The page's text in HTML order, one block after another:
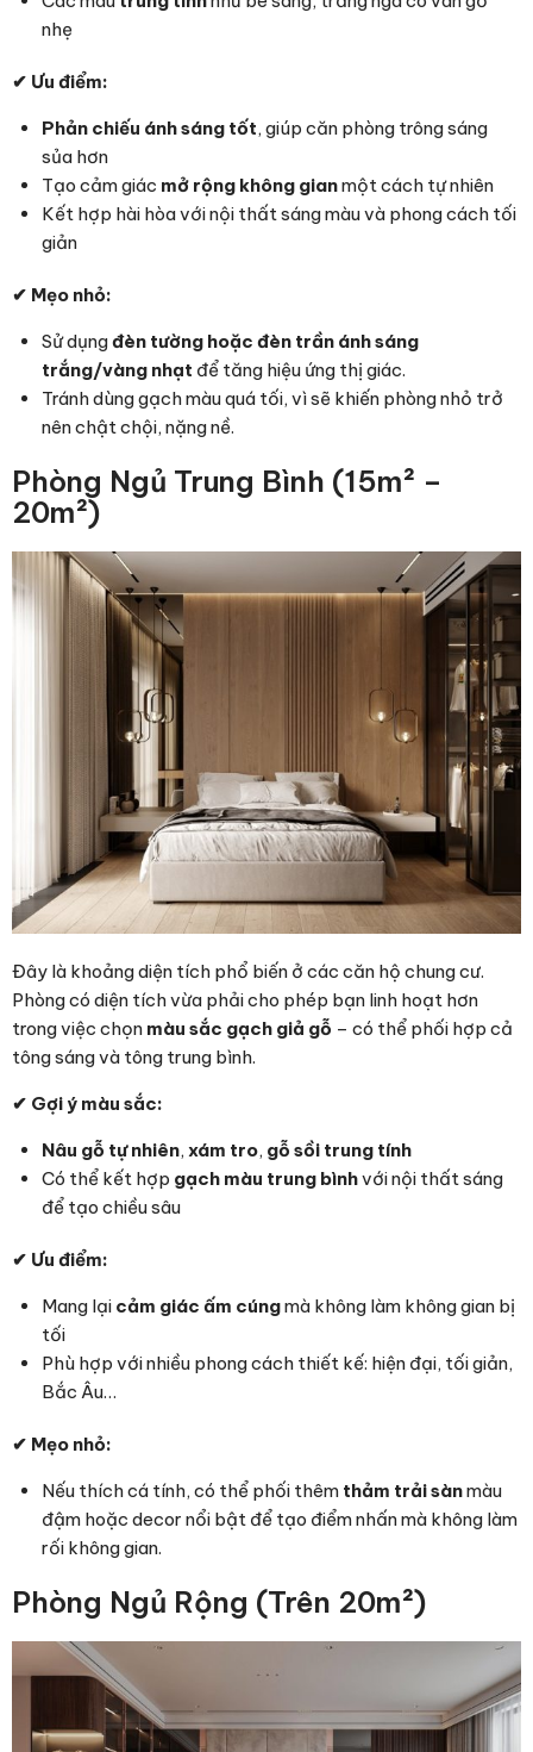
nhẹ
✔ Ưu điểm:
Phản chiếu ánh sáng tốt, giúp căn phòng trông sáng
sủa hơn
Tạo cảm giác mở rộng không gianmột cách tự nhiên
Kết hợp hài hòa với nội thất sáng màu và phong cách tối
giản
✔ Mẹo nhỏ:
Sử dụngđèn tường hoặc đèn trần ánh sáng
trắng/vàng nhạt để tăng hiệu ứng thị giác.
Tránh dùng gạch màu quá tối, vì sẽ khiến phòng nhỏ trở
nên chật chội, nặng nề.
Phòng Ngủ Trung Bình (15m² –
20m²)
Đây là khoảng diện tích phổ biến ở các căn hộ chung cư.
Phòng có diện tích vừa phải cho phép bạn linh hoạt hơn
trong việc chọn màu sắc gạch giả gỗ – có thể phối hợp cả
tông sáng và tông trung bình.
✔ Gợi ý màu sắc:
Nâu gỗ tự nhiên, xám tro, gỗ sồi trung tính
Có thể kết hợp gạch màu trung bìnhvới nội thất sáng
để tạo chiều sâu
✔ Ưu điểm:
Mang lại cảm giác ấm cúngmà không làm không gian bị
tối
Phù hợp với nhiều phong cách thiết kế: hiện đại, tối giản,
Bắc Âu…
✔ Mẹo nhỏ:
Nếu thích cá tính, có thể phối thêm thảm trải sànmàu
đậm hoặc decor nổi bật để tạo điểm nhấn mà không làm
rối không gian.
Phòng Ngủ Rộng (Trên 20m²)